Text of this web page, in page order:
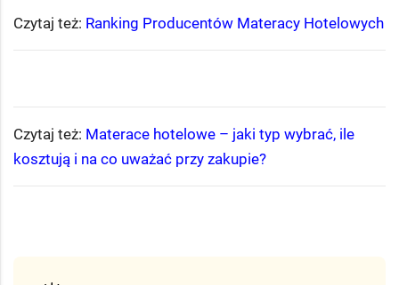
Czytaj też: Ranking Producentów Materacy Hotelowych
Czytaj też: Materace hotelowe – jaki typ wybrać, ile
kosztują i na co uważać przy zakupie?